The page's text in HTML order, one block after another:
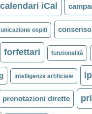
calendari iCal
ospiti consenso
forfettari funzionalità
intelligenza artificiale
prenotazioni dirette